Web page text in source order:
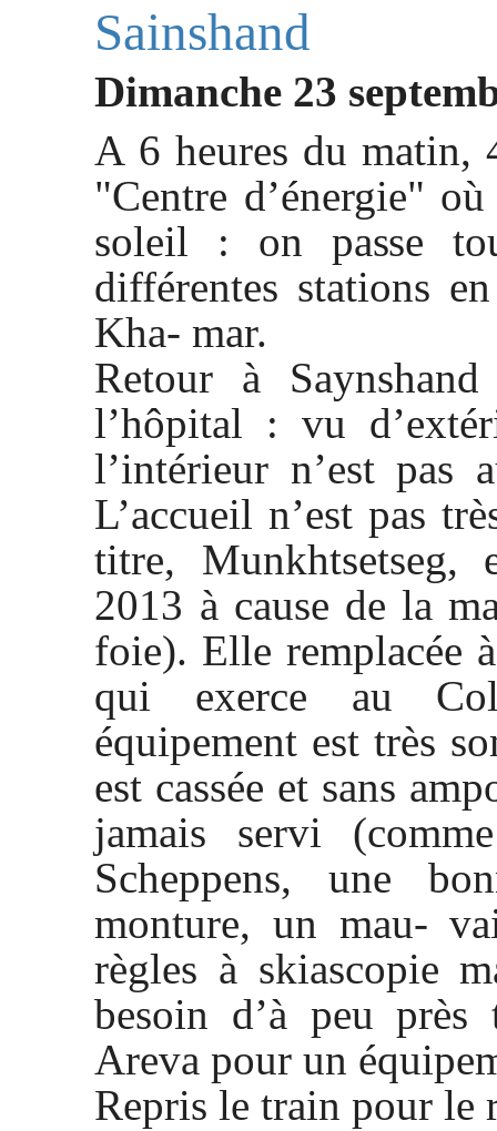
Sainshand
Dimanche 23
A 6 heures du matin,
"Centre d’énergie"
soleil : on passe
différentes stations
Kha- mar.
Retour à
l’hôpital : vu
l’intérieur n’est pas
L’accueil n’est pas
titre, Munkhtsetseg,
2013 à cause de la
foie). Elle remplacée
qui exerce au
équipement est très
est cassée et sans
jamais servi
Scheppens, une
monture, un mau-
règles à skiascopie
besoin d’à peu
Areva pour un
Repris le train pour le